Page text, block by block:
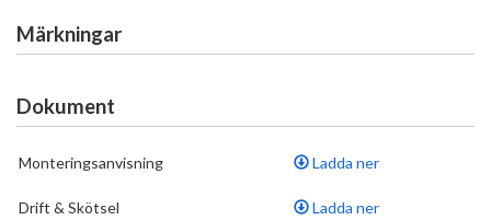
Märkningar
Dokument
Monteringsanvisning Ladda ner
Drift & Skötsel Ladda ner